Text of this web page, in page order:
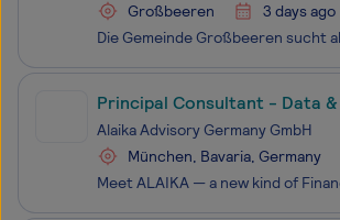
Großbeeren
3 days ago
Principal Consultant - Data
Alaika Advisory Germany GmbH
München, Bavaria, Germany